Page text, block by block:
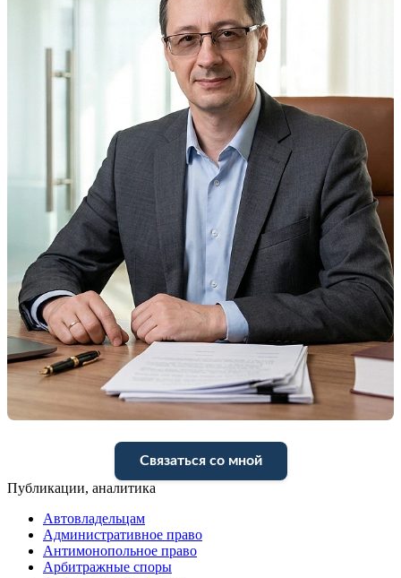
Связаться со мной
Публикации, аналитика
Автовладельцам
Административное право
Антимонопольное право
Арбитражные споры